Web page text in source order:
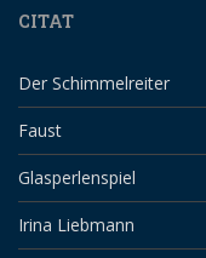
CITAT
Der Schimmelreiter
Faust
Glasperlenspiel
Irina Liebmann